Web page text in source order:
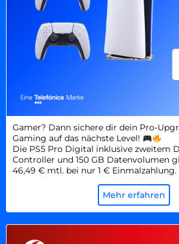
Gamer? Dann sichere dir dein Pro-
Gaming auf das nächste Level!
Die PS5 Pro Digital inklusive zweitem
Controller und 150 GB Datenvolumen
46,49 € mtl. bei nur 1 € Einmalzahlung.
Mehr erfahren